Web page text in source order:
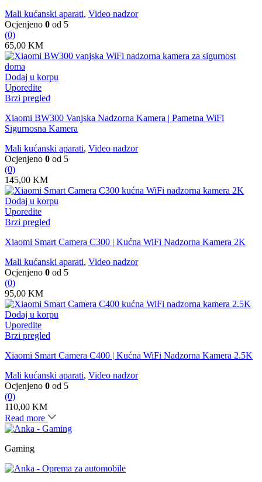
Mali kućanski aparati, Video nadzor
Ocjenjeno 0 od 5
(0)
65,00 KM
Dodaj u korpu
Uporedite
Brzi pregled
Xiaomi BW300 Vanjska Nadzorna Kamera | Pametna WiFi
Sigurnosna Kamera
Mali kućanski aparati, Video nadzor
Ocjenjeno 0 od 5
(0)
145,00 KM
Dodaj u korpu
Uporedite
Brzi pregled
Xiaomi Smart Camera C300 | Kućna WiFi Nadzorna Kamera 2K
Mali kućanski aparati, Video nadzor
Ocjenjeno 0 od 5
(0)
95,00 KM
Dodaj u korpu
Uporedite
Brzi pregled
Xiaomi Smart Camera C400 | Kućna WiFi Nadzorna Kamera 2.5K
Mali kućanski aparati, Video nadzor
Ocjenjeno 0 od 5
(0)
110,00 KM
Read more
Gaming